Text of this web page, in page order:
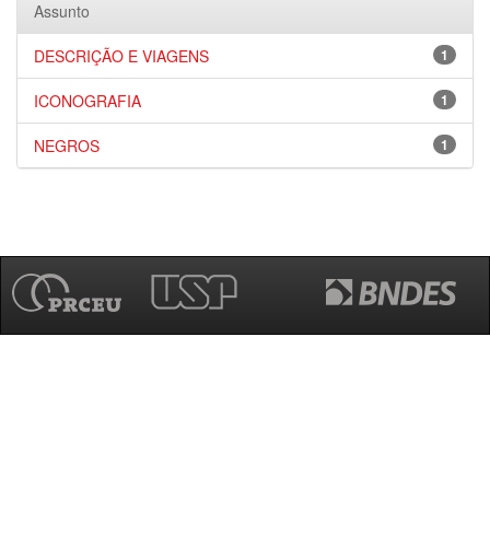
Assunto
1
DESCRIÇÃO E VIAGENS
1
ICONOGRAFIA
1
NEGROS